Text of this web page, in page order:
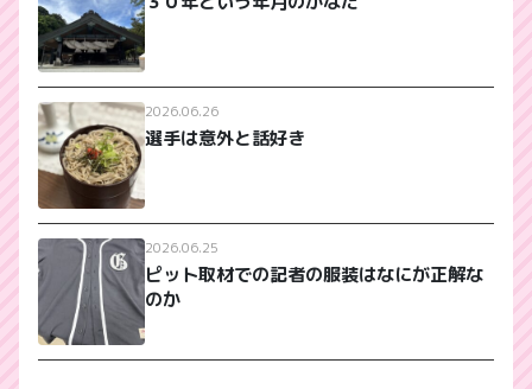
2026.06.26
選手は意外と話好き
2026.06.25
ピット取材での記者の服装はなにが正解な
のか